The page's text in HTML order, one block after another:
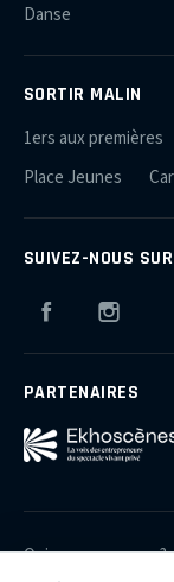
Danse
SORTIR MALIN
1ers aux premières
Place Jeunes
SUIVEZ-NOUS SUR
Facebook
PARTENAIRES
Qui sommes-nous ?